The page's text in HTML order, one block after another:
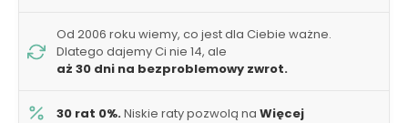
Od 2006 roku wiemy, co jest dla Ciebie ważne.
Dlatego dajemy Ci nie 14, ale
aż 30 dni na bezproblemowy zwrot.
30 rat 0%.Niskie raty pozwolą na Więcej